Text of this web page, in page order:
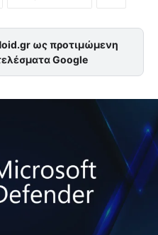
ως προτιμώμενη
Google